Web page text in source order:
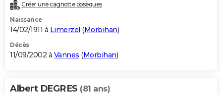
Créer une cagnotte obsèques
Naissance
14/02/1911 à Limerzel (Morbihan)
Décès
11/09/2002 à Vannes (Morbihan)
Albert DEGRES (81 ans)